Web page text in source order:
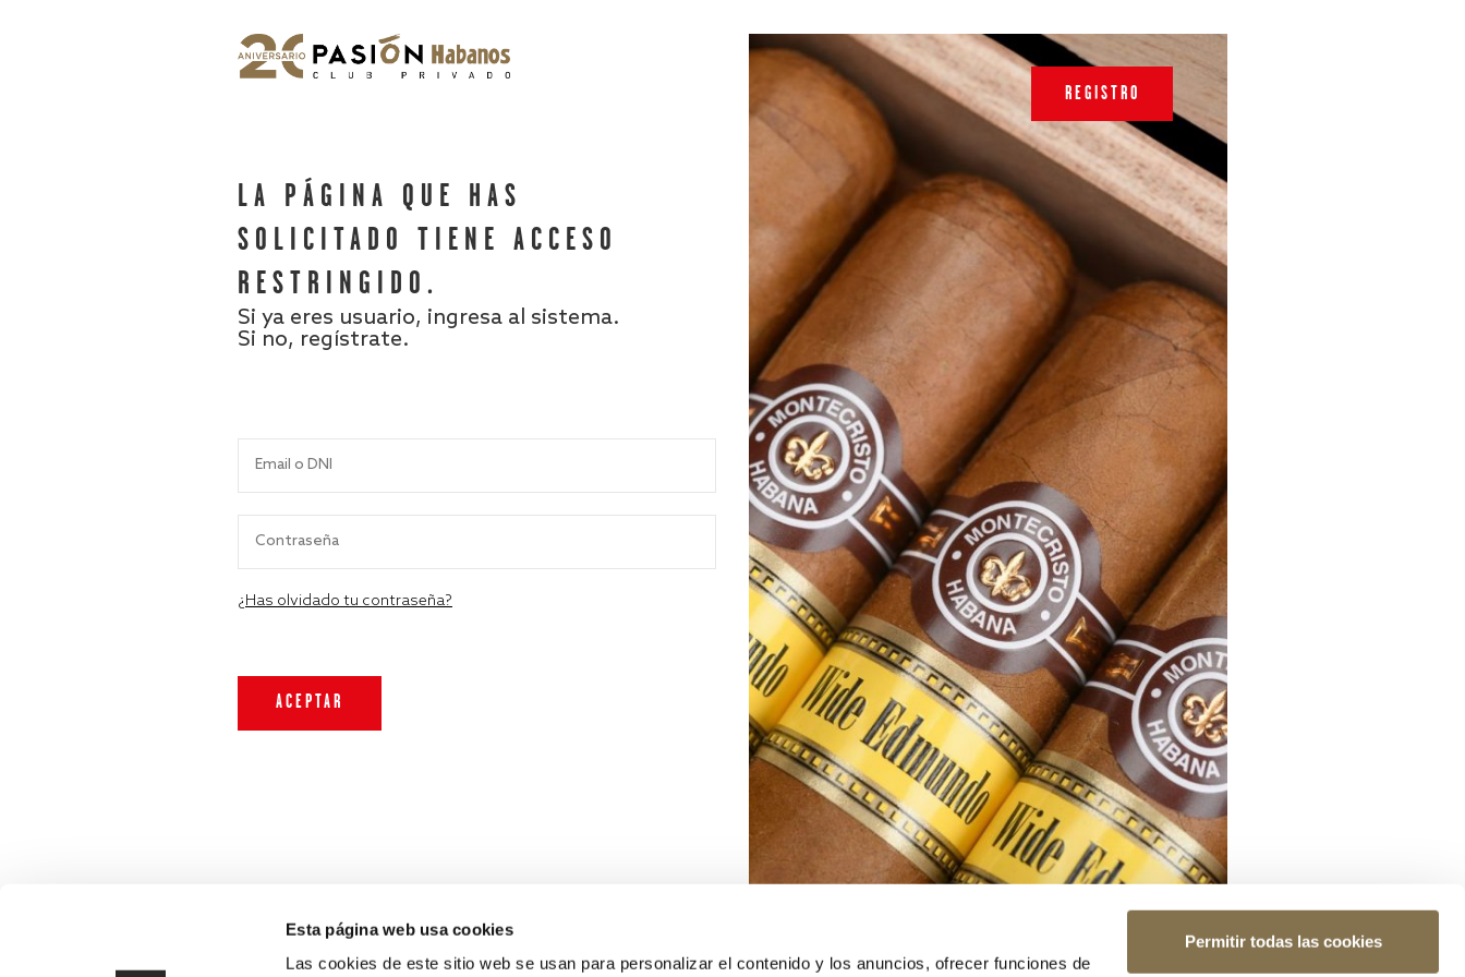
Esta página web usa cookies
Las cookies de este sitio web se usan para personalizar el contenido y los anuncios, ofrecer funciones de
Permitir todas las cookies
LA PÁGINA QUE HAS
SOLICITADO TIENE ACCESO
RESTRINGIDO.
Si ya eres usuario, ingresa al sistema.
Si no, regístrate.
¿Has olvidado tu contraseña?
REGISTRO